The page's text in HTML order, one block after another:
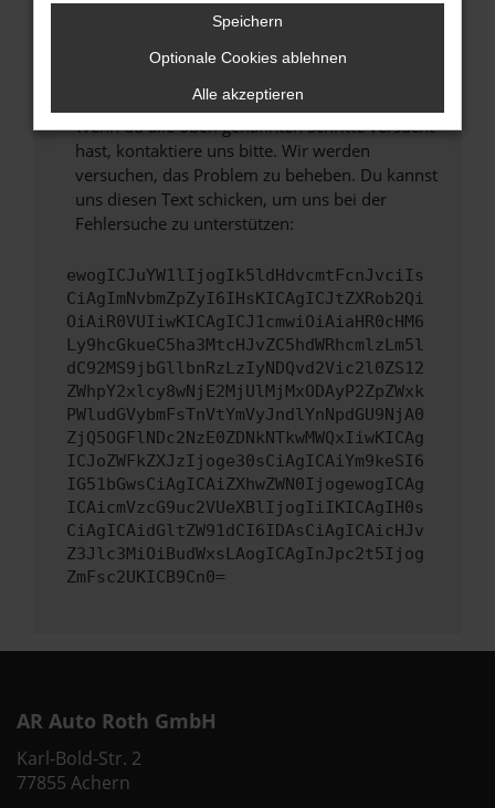
Sicherheitsrisiko, sondern kann auch dazu
unterstützt werden.
Wende dich an den Webseitenbetreiber.
Wenn du alle oben genannten Schritte versucht
hast, kontaktiere uns bitte. Wir werden
versuchen, das Problem zu beheben. Du kannst
uns diesen Text schicken, um uns bei der
Fehlersuche zu unterstützen:
ewogICJuYW1lIjogIk5ldHdvcmtFcnJvciIs
CiAgImNvbmZpZyI6IHsKICAgICJtZXRob2Qi
OiAiR0VUIiwKICAgICJ1cmwiOiAiaHR0cHM6
Ly9hcGkueC5ha3MtcHJvZC5hdWRhcmlzLm5l
dC92MS9jbGllbnRzLzIyNDQvd2Vic2l0ZS12
ZWhpY2xlcy8wNjE2MjUlMjMxODAyP2ZpZWxk
PWludGVybmFsTnVtYmVyJndlYnNpdGU9NjA0
ZjQ5OGFlNDc2NzE0ZDNkNTkwMWQxIiwKICAg
ICJoZWFkZXJzIjoge30sCiAgICAiYm9keSI6
IG51bGwsCiAgICAiZXhwZWN0IjogewogICAg
ICAicmVzcG9uc2VUeXBlIjogIiIKICAgIH0s
CiAgICAidGltZW91dCI6IDAsCiAgICAicHJv
Z3Jlc3MiOiBudWxsLAogICAgInJpc2t5Ijog
ZmFsc2UKICB9Cn0=
AR Auto Roth GmbH
Karl-Bold-Str. 2
77855 Achern
Speichern
Optionale Cookies ablehnen
Alle akzeptieren